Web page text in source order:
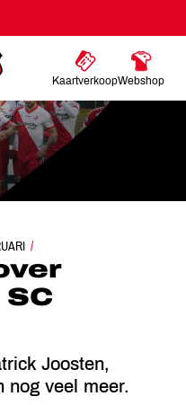
KaartverkoopWebshop
UTRECHT - SC CAMBUUR
Joosten,
nog veel meer.